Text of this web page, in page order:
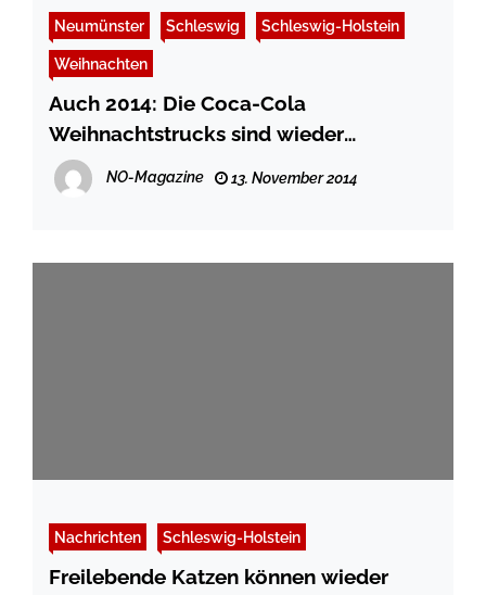
Neumünster Schleswig Schleswig-Holstein
Weihnachten
Auch 2014: Die Coca-Cola
Weihnachtstrucks sind wieder
unterwegs
NO-Magazine 13. November 2014
Nachrichten Schleswig-Holstein
Freilebende Katzen können wieder